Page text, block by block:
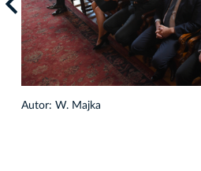
Autor: W. Majka